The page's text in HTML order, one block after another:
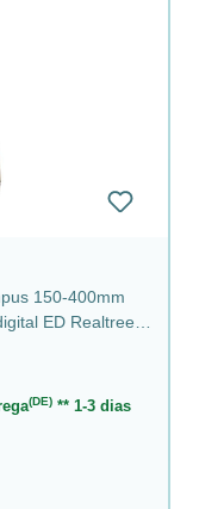
150-400mm
ED Realtree
(DE) ** 1-3 dias